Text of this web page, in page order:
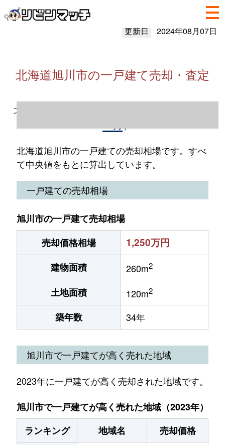
更新日 2024年08月07日
北海道旭川市の一戸建て売却・査定
北海道旭川市の一戸建て売却情報（2023年1
北海道旭川市の一戸建ての売却相場です。すべ
て中央値をもとに算出しています。
一戸建ての売却相場
旭川市の一戸建て売却相場
売却価格相場
1,250万円
建物面積 260m2
土地面積 120m2
築年数 34年
旭川市で一戸建てが高く売れた地域
2023年に一戸建てが高く売却された地域です。
旭川市で一戸建てが高く売れた地域（2023年）
ランキング
地域名
売却価格